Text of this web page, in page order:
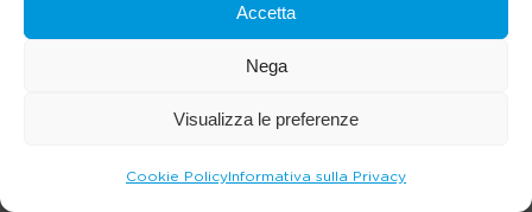
Accetta
Nega
Visualizza le preferenze
Cookie PolicyInformativa sulla Privacy